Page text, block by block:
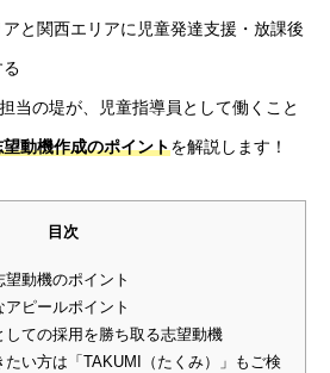
と関西エリアに児童発達支援・放課後
当の堤が、児童指導員として働くこと
望動機作成のポイントを解説します！
目次
動機のポイント
ピールポイント
しての採用を勝ち取る志望動機
たい方は「TAKUMI（たくみ）」もご検